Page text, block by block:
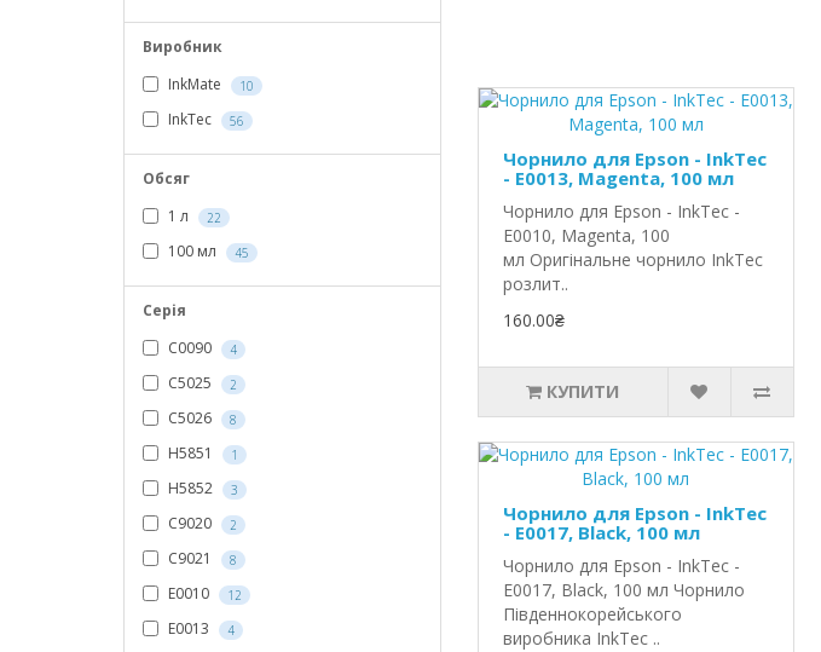
Виробник
InkMate
10
InkTec 56
Обсяг
1 л
22
100 мл 45
Серія
C0090
4
C5025 2
C5026 8
H5851 1
H5852 3
С9020 2
С9021 8
E0010 12
E0013 4
Чорнило для Epson - InkTec
- E0013, Magenta, 100 мл
Чорнило для Epson - InkTec -
E0010, Magenta, 100
мл Оригінальне чорнило InkTec
розлит..
160.00₴
КУПИТИ
Чорнило для Epson - InkTec
- E0017, Black, 100 мл
Чорнило для Epson - InkTec -
E0017, Black, 100 мл Чорнило
Південнокорейського
виробника InkTec ..